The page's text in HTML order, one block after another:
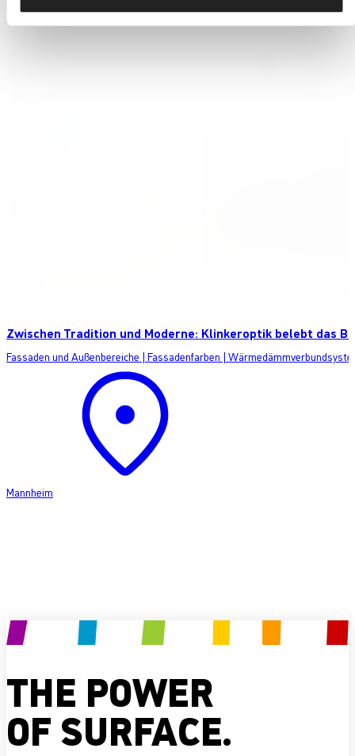
Zwischen Tradition und Moderne: Klinkeroptik belebt das
Fassaden und Außenbereiche | Fassadenfarben |
Mannheim
THE POWER
OF SURFACE.